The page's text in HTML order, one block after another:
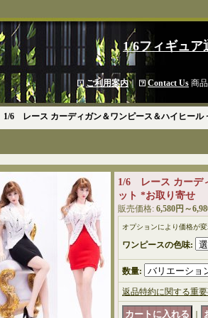
1/6フィギュ
ご利用案内｜ Contact Us 商
1/6 レース カーディガン＆ワンピース＆ハイヒール
1/6 レース カーデ
ット *お取り寄せ
販売価格: 6,580円～
オプションにより価格が
ワンピースの色味:
数量:
返品特約に関する重